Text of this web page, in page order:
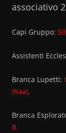
associativo
Capi Gruppo:
Assistenti
Branca Lupetti:
(Kaa).
Branca
B.